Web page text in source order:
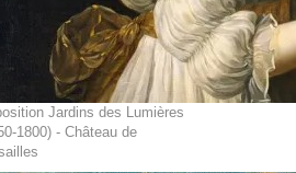
Jardins des Lumières
1800) - Château de